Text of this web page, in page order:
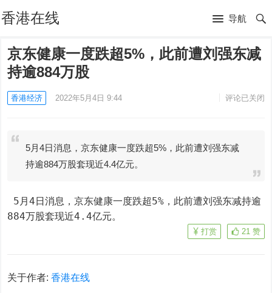
香港在线 导航
京东健康一度跌超5%，此前遭刘强东减
持逾884万股
香港经济 2022年5月4日 9:44 评论已关闭
5月4日消息，京东健康一度跌超5%，此前遭刘强东减
持逾884万股套现近4.4亿元。
884万股套现近4.4亿元。
21 赞
打赏
关于作者:香港在线